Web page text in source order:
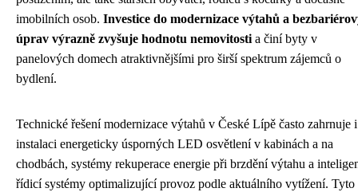
imobilních osob. Investice do modernizace výtahů a
úprav výrazně zvyšuje hodnotu nemovitosti a činí byty v
panelových domech atraktivnějšími pro širší spektrum zájemců o
bydlení.
Technické řešení modernizace výtahů v České Lípě často zahrnuje i
instalaci energeticky úsporných LED osvětlení v kabinách a na
chodbách, systémy rekuperace energie při brzdění výtahu a
řídicí systémy optimalizující provoz podle aktuálního vytížení. Tyto